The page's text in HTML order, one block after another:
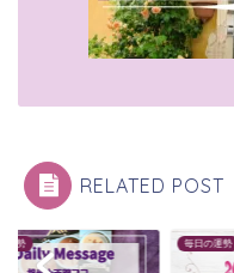
RELATED POST
運勢 毎日の運勢